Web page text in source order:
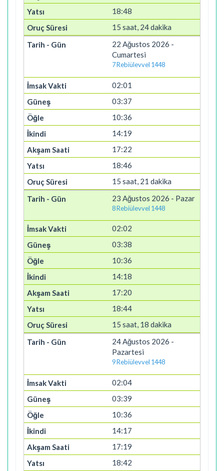
18:48
15 saat, 24 dakika
22 Ağustos 2026 -
Cumartesi
7 Rebiülevvel 1448
02:01
03:37
10:36
14:19
17:22
18:46
15 saat, 21 dakika
23 Ağustos 2026 - Pazar
8 Rebiülevvel 1448
02:02
03:38
10:36
14:18
17:20
18:44
15 saat, 18 dakika
24 Ağustos 2026 -
Pazartesi
9 Rebiülevvel 1448
02:04
03:39
10:36
14:17
17:19
18:42